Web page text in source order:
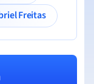
Freitas